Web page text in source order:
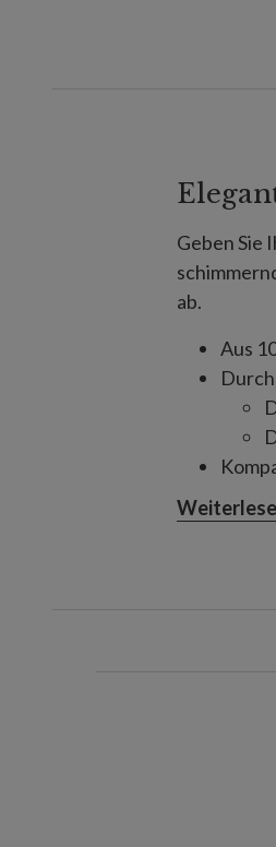
Geben Sie
ab.
Aus
Nur